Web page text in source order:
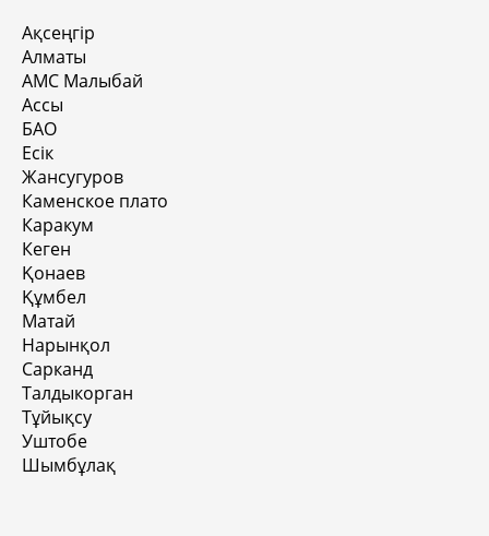
Ақсеңгір
Алматы
АМС Малыбай
Ассы
БАО
Есік
Жансугуров
Каменское плато
Каракум
Кеген
Қонаев
Құмбел
Матай
Нарынқол
Сарканд
Талдыкорган
Тұйықсу
Уштобе
Шымбұлақ